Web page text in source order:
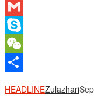
WhatsApp
Gmail
Skype
WeChat
HEADLINEZulazhari